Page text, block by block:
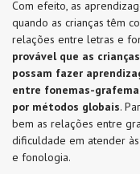
Com efeito, as
quando as crianças têm
relações entre letras e
provável que as
possam fazer
entre fonemas-
por métodos globais.
bem as relações entre
dificuldade em atender
e fonologia.